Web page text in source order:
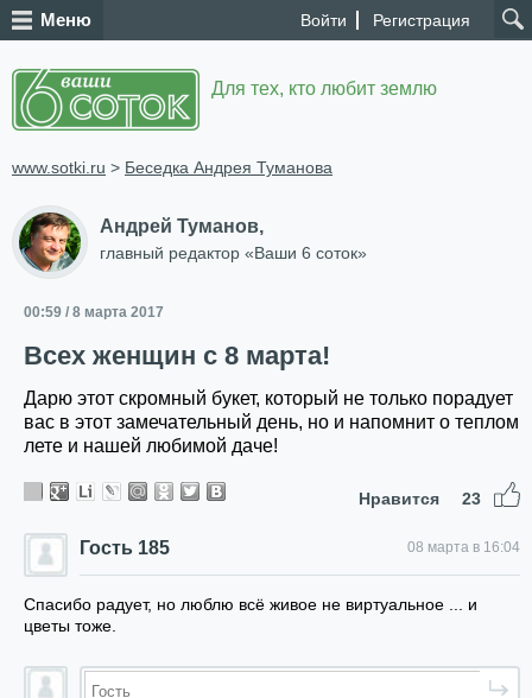
Войти Регистрация
Меню
Для тех, кто любит землю
www.sotki.ru > Беседка Андрея Туманова
Андрей Туманов,
главный редактор «Ваши 6 соток»
00:59 / 8 марта 2017
Всех женщин с 8 марта!
Дарю этот скромный букет, который не только порадует
вас в этот замечательный день, но и напомнит о теплом
лете и нашей любимой даче!
Нравится 23
Гость 185 08 марта в 16:04
Спасибо радует, но люблю всё живое не виртуальное ... и
цветы тоже.